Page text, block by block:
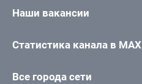
Наши вакансии
Статистика канала в MAX
Все города сети